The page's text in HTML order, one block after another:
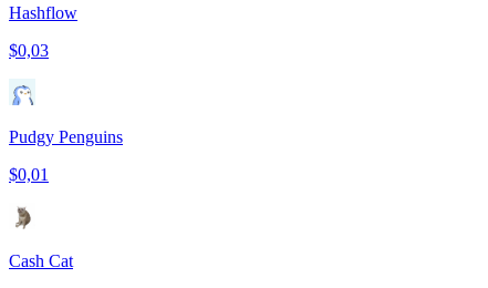
Hashflow
$0,03
Pudgy Penguins
$0,01
Cash Cat